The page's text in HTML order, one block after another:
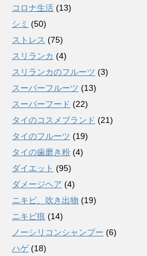
コロナ生活 (13)
シミ (50)
ストレス (75)
スリランカ (4)
スリランカのフルーツ (3)
スーパーフルーツ (13)
スーパーフード (22)
タイのコスメブランド (21)
タイのフルーツ (19)
タイの歯磨き粉 (4)
ダイエット (95)
ダメージヘア (4)
ニキビ、吹き出物 (19)
ニキビ痕 (14)
ノーシリコンシャンプー (6)
ハゲ(18)